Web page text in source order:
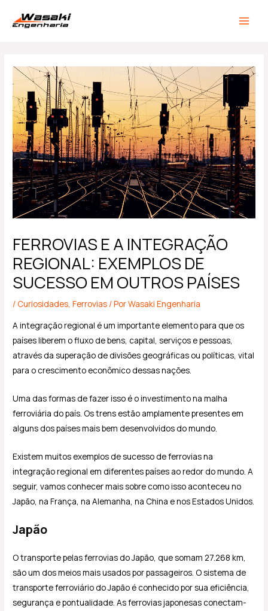
para
FERROVIAS E A INTEGRAÇÃO
REGIONAL: EXEMPLOS DE
SUCESSO EM OUTROS PAÍSES
/ Curiosidades,Ferrovias / PorWasaki Engenharia
A integração regional é um importante elemento para que os
países liberem o fluxo de bens, capital, serviços e pessoas,
através da superação de divisões geográficas ou políticas, vital
para o crescimento econômico dessas nações.
Uma das formas de fazer isso é o investimento na malha
ferroviária do país. Os trens estão amplamente presentes em
alguns dos países mais bem desenvolvidos do mundo.
Existem muitos exemplos de sucesso de ferrovias na
integração regional em diferentes países ao redor do mundo. A
seguir, vamos conhecer mais sobre como isso aconteceu no
Japão, na França, na Alemanha, na China e nos Estados Unidos.
Japão
O transporte pelas ferrovias do Japão, que somam 27.268 km,
são um dos meios mais usados por passageiros. O sistema de
transporte ferroviário do Japão é conhecido por sua eficiência,
segurança e pontualidade. As ferrovias japonesas conectam-
navigation